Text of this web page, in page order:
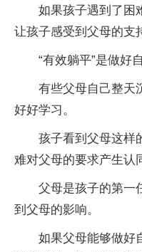
如果孩子遇到了困
让孩子感受到父母的支
“有效躺平”是做好
有些父母自己整天
好好学习。
孩子看到父母这样
难对父母的要求产生认
父母是孩子的第一
到父母的影响。
如果父母能够做好